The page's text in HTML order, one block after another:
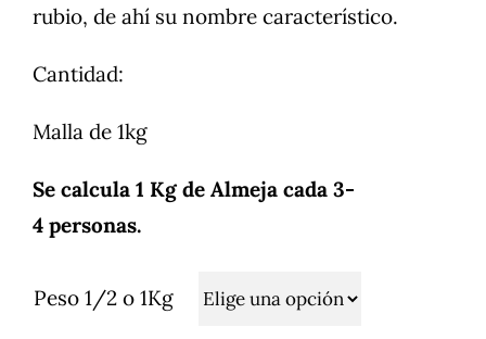
rubio, de ahí su nombre característico.
Cantidad:
Malla de 1kg
Se calcula 1 Kg de Almeja cada 3-
4 personas.
Peso 1/2 o 1Kg